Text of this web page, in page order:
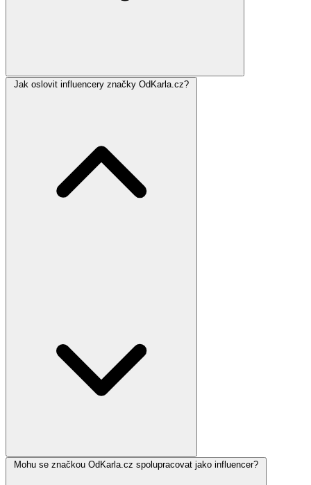
Jak oslovit influencery značky OdKarla.cz?
Mohu se značkou OdKarla.cz spolupracovat jako influencer?